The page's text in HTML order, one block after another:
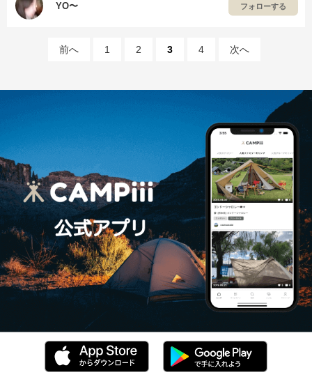
YO〜 フォローする
前へ 1 2 3 4 次へ